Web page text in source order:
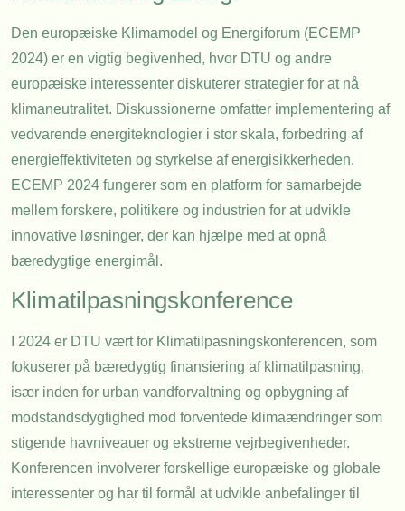
Den europæiske Klimamodel og Energiforum (ECEMP
2024) er en vigtig begivenhed, hvor DTU og andre
europæiske interessenter diskuterer strategier for at nå
klimaneutralitet. Diskussionerne omfatter implementering af
vedvarende energiteknologier i stor skala, forbedring af
energieffektiviteten og styrkelse af energisikkerheden.
ECEMP 2024 fungerer som en platform for samarbejde
mellem forskere, politikere og industrien for at udvikle
innovative løsninger, der kan hjælpe med at opnå
bæredygtige energimål.
Klimatilpasningskonference
I 2024 er DTU vært for Klimatilpasningskonferencen, som
fokuserer på bæredygtig finansiering af klimatilpasning,
især inden for urban vandforvaltning og opbygning af
modstandsdygtighed mod forventede klimaændringer som
stigende havniveauer og ekstreme vejrbegivenheder.
Konferencen involverer forskellige europæiske og globale
interessenter og har til formål at udvikle anbefalinger til